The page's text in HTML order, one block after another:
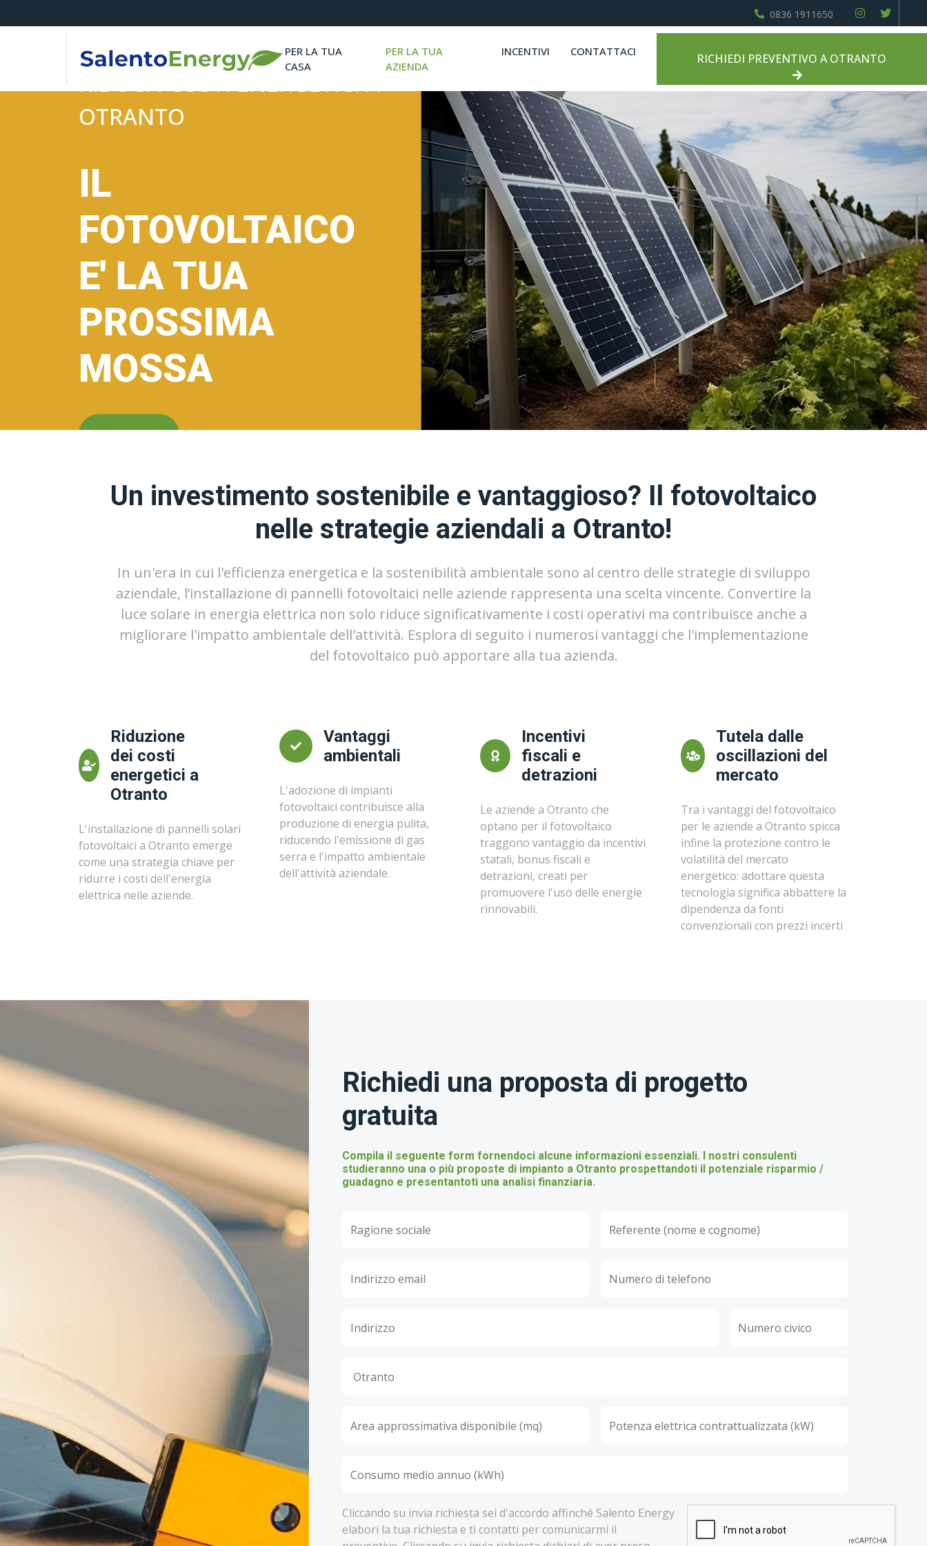
0836 1911650
PER LA TUA
CASA
PER LA TUA
AZIENDA
INCENTIVI CONTATTACI RICHIEDI PREVENTIVO A OTRANTO
RIDUCI I COSTI ENERGETICI A
OTRANTO
IL
FOTOVOLTAICO
E' LA TUA
PROSSIMA
MOSSA
INIZIA
Un investimento sostenibile e vantaggioso? Il fotovoltaico
nelle strategie aziendali a Otranto!
In un'era in cui l'efficienza energetica e la sostenibilità ambientale sono al centro delle strategie di sviluppo
aziendale, l’installazione di pannelli fotovoltaici nelle aziende rappresenta una scelta vincente. Convertire la
luce solare in energia elettrica non solo riduce significativamente i costi operativi ma contribuisce anche a
migliorare l'impatto ambientale dell'attività. Esplora di seguito i numerosi vantaggi che l'implementazione
del fotovoltaico può apportare alla tua azienda.
Riduzione
dei costi
energetici a
Otranto
L'installazione di pannelli solari
fotovoltaici a Otranto emerge
come una strategia chiave per
ridurre i costi dell'energia
elettrica nelle aziende.
Vantaggi
ambientali
L'adozione di impianti
fotovoltaici contribuisce alla
produzione di energia pulita,
riducendo l'emissione di gas
serra e l'impatto ambientale
dell'attività aziendale.
Incentivi
fiscali e
detrazioni
Le aziende a Otranto che
optano per il fotovoltaico
traggono vantaggio da incentivi
statali, bonus fiscali e
detrazioni, creati per
promuovere l'uso delle energie
rinnovabili.
Tutela dalle
oscillazioni del
mercato
Tra i vantaggi del fotovoltaico
per le aziende a Otranto spicca
infine la protezione contro le
volatilità del mercato
energetico: adottare questa
tecnologia significa abbattere la
dipendenza da fonti
convenzionali con prezzi incerti
Richiedi una proposta di progetto
gratuita
Compila il seguente form fornendoci alcune informazioni essenziali. I nostri consulenti
studieranno una o più proposte di impianto a Otranto prospettandoti il potenziale risparmio /
guadagno e presentantoti una analisi finanziaria.
Cliccando su invia richiesta sei d'accordo affinché Salento Energy
elabori la tua richiesta e ti contatti per comunicarmi il